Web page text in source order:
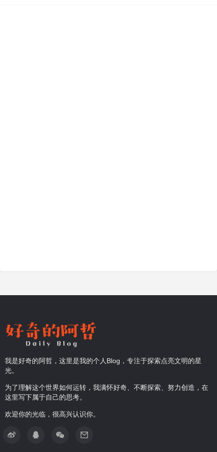
我是好奇的阿哲，这里是我的个人Blog，专注于探索点亮文明的星
光。
为了理解这个世界如何运转，我满怀好奇、不断探索、努力创造，在
这里写下属于自己的思考。
欢迎你的光临，很高兴认识你。